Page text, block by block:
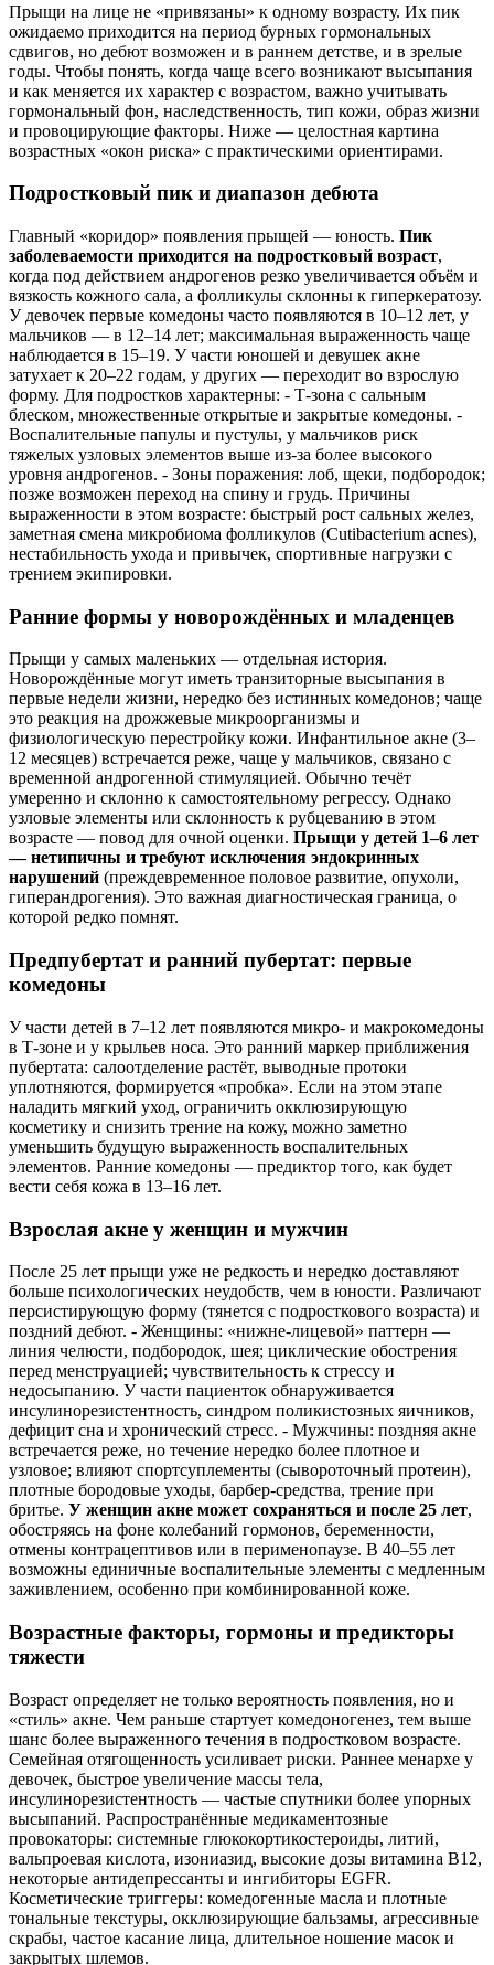
Прыщи на лице не «привязаны» к одному возрасту. Их пик
ожидаемо приходится на период бурных гормональных
сдвигов, но дебют возможен и в раннем детстве, и в зрелые
годы. Чтобы понять, когда чаще всего возникают высыпания
и как меняется их характер с возрастом, важно учитывать
гормональный фон, наследственность, тип кожи, образ жизни
и провоцирующие факторы. Ниже — целостная картина
возрастных «окон риска» с практическими ориентирами.
Подростковый пик и диапазон дебюта
Главный «коридор» появления прыщей — юность. Пик
заболеваемости приходится на подростковый возраст,
когда под действием андрогенов резко увеличивается объём и
вязкость кожного сала, а фолликулы склонны к гиперкератозу.
У девочек первые комедоны часто появляются в 10–12 лет, у
мальчиков — в 12–14 лет; максимальная выраженность чаще
наблюдается в 15–19. У части юношей и девушек акне
затухает к 20–22 годам, у других — переходит во взрослую
форму. Для подростков характерны: - Т-зона с сальным
блеском, множественные открытые и закрытые комедоны. -
Воспалительные папулы и пустулы, у мальчиков риск
тяжелых узловых элементов выше из‑за более высокого
уровня андрогенов. - Зоны поражения: лоб, щеки, подбородок;
позже возможен переход на спину и грудь. Причины
выраженности в этом возрасте: быстрый рост сальных желез,
заметная смена микробиома фолликулов (Cutibacterium acnes),
нестабильность ухода и привычек, спортивные нагрузки с
трением экипировки.
Ранние формы у новорождённых и младенцев
Прыщи у самых маленьких — отдельная история.
Новорождённые могут иметь транзиторные высыпания в
первые недели жизни, нередко без истинных комедонов; чаще
это реакция на дрожжевые микроорганизмы и
физиологическую перестройку кожи. Инфантильное акне (3–
12 месяцев) встречается реже, чаще у мальчиков, связано с
временной андрогенной стимуляцией. Обычно течёт
умеренно и склонно к самостоятельному регрессу. Однако
узловые элементы или склонность к рубцеванию в этом
возрасте — повод для очной оценки. Прыщи у детей 1–6 лет
— нетипичны и требуют исключения эндокринных
нарушений (преждевременное половое развитие, опухоли,
гиперандрогения). Это важная диагностическая граница, о
которой редко помнят.
Предпубертат и ранний пубертат: первые
комедоны
У части детей в 7–12 лет появляются микро- и макрокомедоны
в Т‑зоне и у крыльев носа. Это ранний маркер приближения
пубертата: салоотделение растёт, выводные протоки
уплотняются, формируется «пробка». Если на этом этапе
наладить мягкий уход, ограничить окклюзирующую
косметику и снизить трение на кожу, можно заметно
уменьшить будущую выраженность воспалительных
элементов. Ранние комедоны — предиктор того, как будет
вести себя кожа в 13–16 лет.
Взрослая акне у женщин и мужчин
После 25 лет прыщи уже не редкость и нередко доставляют
больше психологических неудобств, чем в юности. Различают
персистирующую форму (тянется с подросткового возраста) и
поздний дебют. - Женщины: «нижне-лицевой» паттерн —
линия челюсти, подбородок, шея; циклические обострения
перед менструацией; чувствительность к стрессу и
недосыпанию. У части пациенток обнаруживается
инсулинорезистентность, синдром поликистозных яичников,
дефицит сна и хронический стресс. - Мужчины: поздняя акне
встречается реже, но течение нередко более плотное и
узловое; влияют спортсуплементы (сывороточный протеин),
плотные бородовые уходы, барбер‑средства, трение при
бритье. У женщин акне может сохраняться и после 25 лет,
обостряясь на фоне колебаний гормонов, беременности,
отмены контрацептивов или в перименопаузе. В 40–55 лет
возможны единичные воспалительные элементы с медленным
заживлением, особенно при комбинированной коже.
Возрастные факторы, гормоны и предикторы
тяжести
Возраст определяет не только вероятность появления, но и
«стиль» акне. Чем раньше стартует комедоногенез, тем выше
шанс более выраженного течения в подростковом возрасте.
Семейная отягощенность усиливает риски. Раннее менархе у
девочек, быстрое увеличение массы тела,
инсулинорезистентность — частые спутники более упорных
высыпаний. Распространённые медикаментозные
провокаторы: системные глюкокортикостероиды, литий,
вальпроевая кислота, изониазид, высокие дозы витамина B12,
некоторые антидепрессанты и ингибиторы EGFR.
Косметические триггеры: комедогенные масла и плотные
тональные текстуры, окклюзирующие бальзамы, агрессивные
скрабы, частое касание лица, длительное ношение масок и
закрытых шлемов.